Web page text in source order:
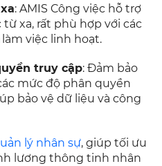
: AMIS Công việc hỗ trợ
xa, rất phù hợp với các
việc linh hoạt.
truy cập: Đảm bảo
mức độ phân quyền
bảo vệ dữ liệu và công
lý nhân sự, giúp tối ưu
lương thông tinh nhân